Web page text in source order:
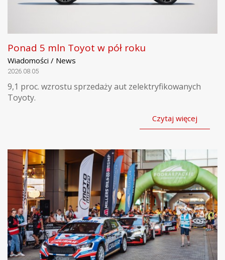
Ponad 5 mln Toyot w pół roku
Wiadomości / News
2026.08.05
9,1 proc. wzrostu sprzedaży aut zelektryfikowanych
Toyoty.
Czytaj więcej